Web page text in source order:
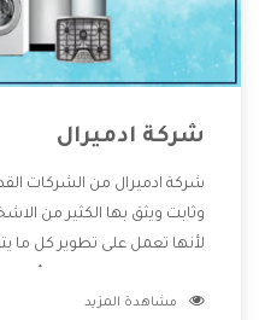
شركة ادميرال
شركة ادميرال من الشركات
وثابت ويثق بها الكثير من
لأنها تعمل على تطوير كل ما
وتقدم للعملاء أقوى العروض
مشاهدة المزيد